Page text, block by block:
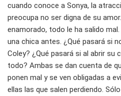
cuando conoce a Sonya, la
preocupa no ser digna de su
enamorado, todo le ha salido
una chica antes. ¿Qué pasará si
Coley? ¿Qué pasará si al abrir su
todo? Ambas se dan cuenta de
ponen mal y se ven obligadas a
ellas las que salen perdiendo.